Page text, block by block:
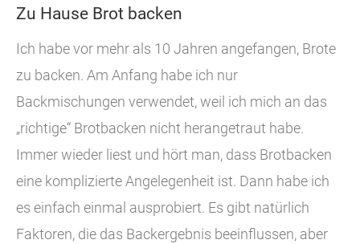
Zu Hause Brot backen
Ich habe vor mehr als 10 Jahren angefangen, Brote
zu backen. Am Anfang habe ich nur
Backmischungen verwendet, weil ich mich an das
„richtige“ Brotbacken nicht herangetraut habe.
Immer wieder liest und hört man, dass Brotbacken
eine komplizierte Angelegenheit ist. Dann habe ich
es einfach einmal ausprobiert. Es gibt natürlich
Faktoren, die das Backergebnis beeinflussen, aber